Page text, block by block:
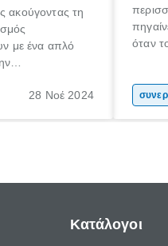
ακούγοντας τη
με ένα απλό
είναι
28 Νοέ 2024
όταν
που
δε τη
Κατάλογοι